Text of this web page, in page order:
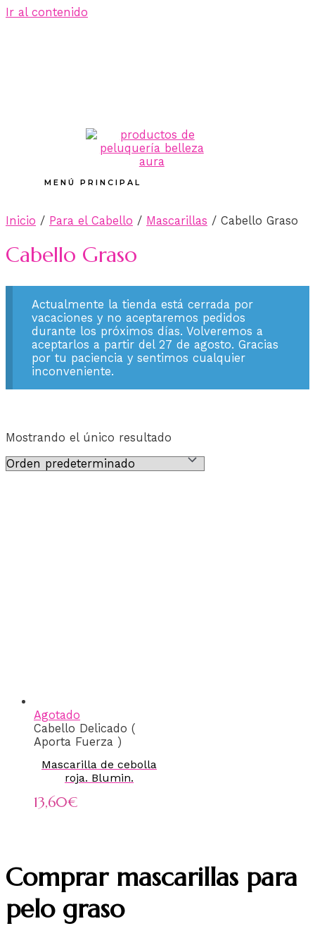
Ir al contenido
MENÚ PRINCIPAL
Inicio / Para el Cabello / Mascarillas / Cabello Graso
Cabello Graso
Actualmente la tienda está cerrada por
vacaciones y no aceptaremos pedidos
durante los próximos días. Volveremos a
aceptarlos a partir del 27 de agosto. Gracias
por tu paciencia y sentimos cualquier
inconveniente.
Mostrando el único resultado
Agotado
Cabello Delicado (
Aporta Fuerza )
Mascarilla de cebolla
roja. Blumin.
13,60€
Comprar mascarillas para
pelo graso